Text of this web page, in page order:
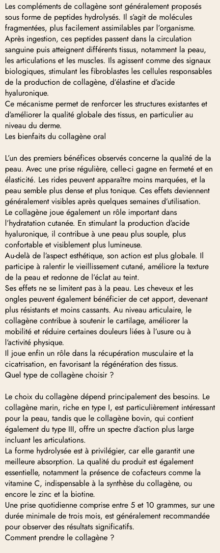
Les compléments de collagène sont généralement proposés
sous forme de peptides hydrolysés. Il s’agit de molécules
fragmentées, plus facilement assimilables par l’organisme.
Après ingestion, ces peptides passent dans la circulation
sanguine puis atteignent différents tissus, notamment la peau,
les articulations et les muscles. Ils agissent comme des signaux
biologiques, stimulant les fibroblastes les cellules responsables
de la production de collagène, d’élastine et d’acide
hyaluronique.
Ce mécanisme permet de renforcer les structures existantes et
d’améliorer la qualité globale des tissus, en particulier au
niveau du derme.
Les bienfaits du collagène oral
L’un des premiers bénéfices observés concerne la qualité de la
peau. Avec une prise régulière, celle-ci gagne en fermeté et en
élasticité. Les rides peuvent apparaître moins marquées, et la
peau semble plus dense et plus tonique. Ces effets deviennent
généralement visibles après quelques semaines d’utilisation.
Le collagène joue également un rôle important dans
l’hydratation cutanée. En stimulant la production d’acide
hyaluronique, il contribue à une peau plus souple, plus
confortable et visiblement plus lumineuse.
Au-delà de l’aspect esthétique, son action est plus globale. Il
participe à ralentir le vieillissement cutané, améliore la texture
de la peau et redonne de l’éclat au teint.
Ses effets ne se limitent pas à la peau. Les cheveux et les
ongles peuvent également bénéficier de cet apport, devenant
plus résistants et moins cassants. Au niveau articulaire, le
collagène contribue à soutenir le cartilage, améliorer la
mobilité et réduire certaines douleurs liées à l’usure ou à
l’activité physique.
Il joue enfin un rôle dans la récupération musculaire et la
cicatrisation, en favorisant la régénération des tissus.
Quel type de collagène choisir ?
Le choix du collagène dépend principalement des besoins. Le
collagène marin, riche en type I, est particulièrement intéressant
pour la peau, tandis que le collagène bovin, qui contient
également du type III, offre un spectre d’action plus large
incluant les articulations.
La forme hydrolysée est à privilégier, car elle garantit une
meilleure absorption. La qualité du produit est également
essentielle, notamment la présence de cofacteurs comme la
vitamine C, indispensable à la synthèse du collagène, ou
encore le zinc et la biotine.
Une prise quotidienne comprise entre 5 et 10 grammes, sur une
durée minimale de trois mois, est généralement recommandée
pour observer des résultats significatifs.
Comment prendre le collagène ?